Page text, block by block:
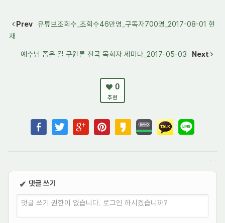
Prev 유튜브조회수_조회수46만명_구독자700명_2017-08-01 현
재
예수님 좁은 길 구원론 전국 목회자 세미나_2017-05-03 Next
0
추천
✔ 댓글 쓰기
댓글 쓰기 권한이 없습니다. 로그인 하시겠습니까?